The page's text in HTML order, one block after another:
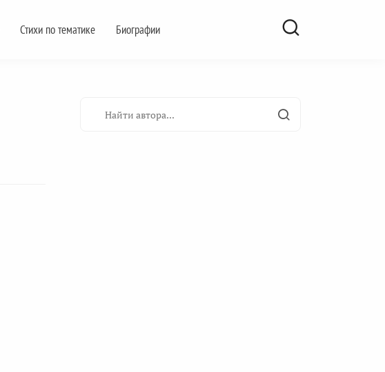
Стихи по тематике Биографии